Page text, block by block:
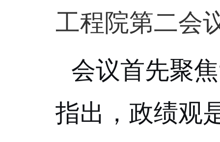
工程院第二会
会议首先聚
指出，政绩观